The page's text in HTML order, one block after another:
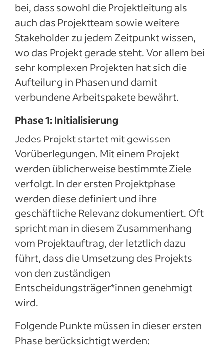
bei, dass sowohl die Projektleitung als
auch das Projektteam sowie weitere
Stakeholder zu jedem Zeitpunkt wissen,
wo das Projekt gerade steht. Vor allem bei
sehr komplexen Projekten hat sich die
Aufteilung in Phasen und damit
verbundene Arbeitspakete bewährt.
Phase 1: Initialisierung
Jedes Projekt startet mit gewissen
Vorüberlegungen. Mit einem Projekt
werden üblicherweise bestimmte Ziele
verfolgt. In der ersten Projektphase
werden diese definiert und ihre
geschäftliche Relevanz dokumentiert. Oft
spricht man in diesem Zusammenhang
vom Projektauftrag, der letztlich dazu
führt, dass die Umsetzung des Projekts
von den zuständigen
Entscheidungsträger*innen genehmigt
wird.
Folgende Punkte müssen in dieser ersten
Phase berücksichtigt werden: